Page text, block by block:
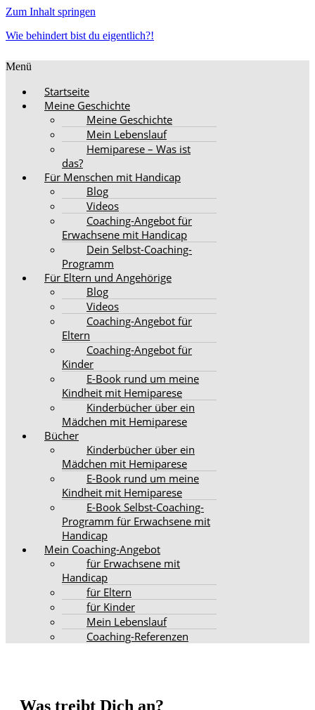
Zum Inhalt springen
Wie behindert bist du eigentlich?!
Menü
Startseite
Meine Geschichte
Meine Geschichte
Mein Lebenslauf
Hemiparese – Was ist
das?
Für Menschen mit Handicap
Blog
Videos
Coaching-Angebot für
Erwachsene mit Handicap
Dein Selbst-Coaching-
Programm
Für Eltern und Angehörige
Blog
Videos
Coaching-Angebot für
Eltern
Coaching-Angebot für
Kinder
E-Book rund um meine
Kindheit mit Hemiparese
Kinderbücher über ein
Mädchen mit Hemiparese
Bücher
Kinderbücher über ein
Mädchen mit Hemiparese
E-Book rund um meine
Kindheit mit Hemiparese
E-Book Selbst-Coaching-
Programm für Erwachsene mit
Handicap
Mein Coaching-Angebot
für Erwachsene mit
Handicap
für Eltern
für Kinder
Mein Lebenslauf
Coaching-Referenzen
Was treibt Dich an?